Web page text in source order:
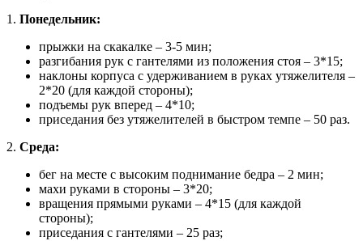
1. Понедельник:
прыжки на скакалке – 3-5 мин;
разгибания рук с гантелями из положения стоя – 3*15;
наклоны корпуса с удерживанием в руках утяжелителя –
2*20 (для каждой стороны);
подъемы рук вперед – 4*10;
приседания без утяжелителей в быстром темпе – 50 раз.
2. Среда:
бег на месте с высоким поднимание бедра – 2 мин;
махи руками в стороны – 3*20;
вращения прямыми руками – 4*15 (для каждой
стороны);
приседания с гантелями – 25 раз;